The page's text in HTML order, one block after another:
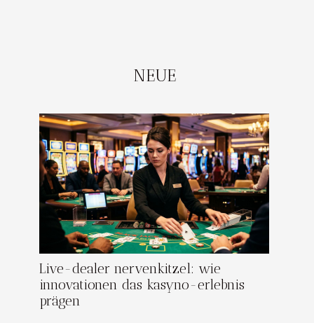
NEUE
Live-dealer nervenkitzel: wie
innovationen das kasyno-erlebnis
prägen